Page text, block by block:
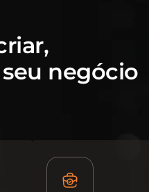
negócio